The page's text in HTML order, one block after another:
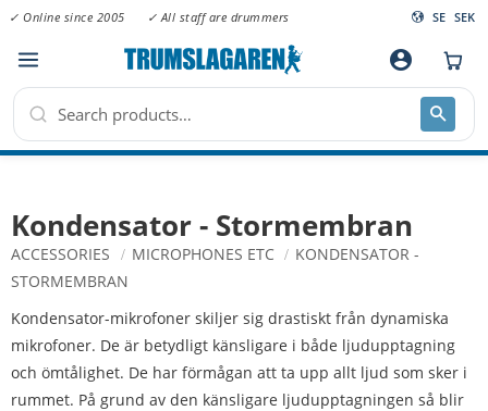
Menu
✓ Online since 2005 ✓ All staff are drummers SE SEK
account_circle
Kondensator - Stormembran
ACCESSORIES MICROPHONES ETC
KONDENSATOR -
STORMEMBRAN
Kondensator-mikrofoner skiljer sig drastiskt från dynamiska
mikrofoner. De är betydligt känsligare i både ljudupptagning
och ömtålighet. De har förmågan att ta upp allt ljud som sker i
rummet. På grund av den känsligare ljudupptagningen så blir